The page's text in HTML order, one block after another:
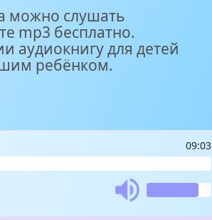
можно слушать
mp3 бесплатно.
аудиокнигу для детей
ребёнком.
09:03